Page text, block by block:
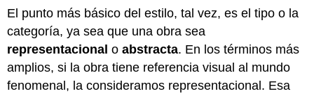
El punto más básico del estilo, tal vez, es el tipo o la
categoría, ya sea que una obra sea
representacional oabstracta. En los términos más
amplios, si la obra tiene referencia visual al mundo
fenomenal, la consideramos representacional. Esa